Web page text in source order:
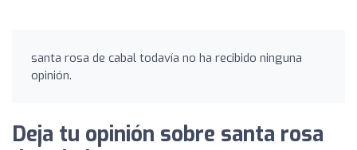
santa rosa de cabal todavía no ha recibido ninguna
opinión.
Deja tu opinión sobre santa rosa